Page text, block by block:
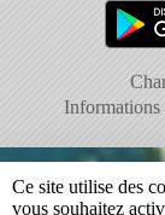
Informations
Ce site utilise des
vous souhaitez